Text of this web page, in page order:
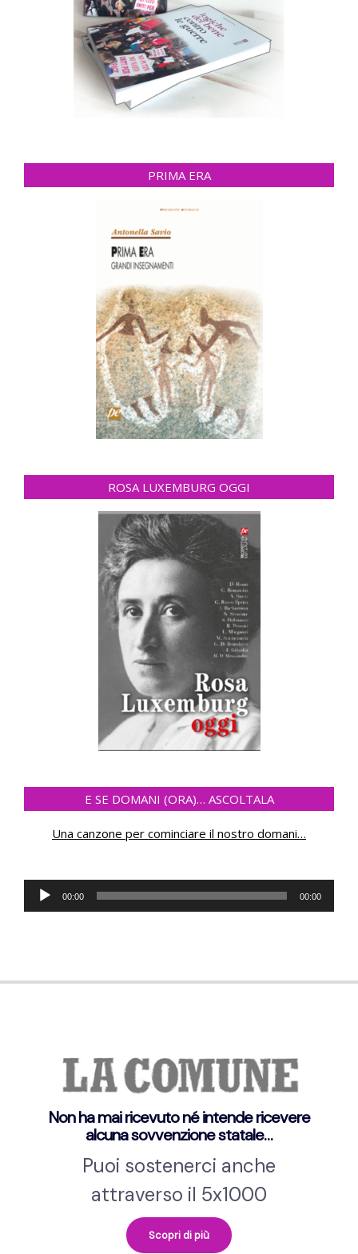
PRIMA ERA
ROSA LUXEMBURG OGGI
E SE DOMANI (ORA)… ASCOLTALA
Una canzone per cominciare il nostro domani…
Audio
Player
00:00 00:00
Non ha mai ricevuto né intende ricevere
alcuna sovvenzione statale…
Puoi sostenerci anche
attraverso il 5x1000
Scopri di più